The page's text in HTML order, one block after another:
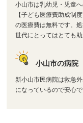
小山市は乳幼児・児童
【子ども医療費助成制
の医療費は無料です。
世代にとってはとても助
小山市の病院
新小山市民病院は救急
になっているので安心で